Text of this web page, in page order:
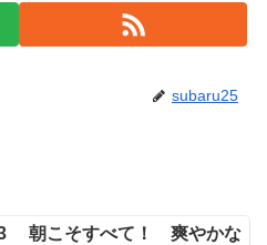
subaru25
朝こそすべて！ 爽やかな